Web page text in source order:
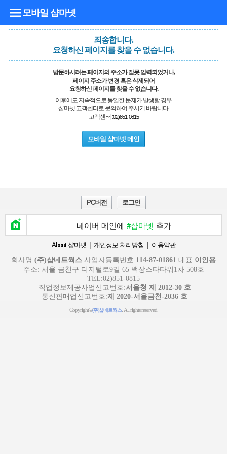
모바일 샵마넷
죄송합니다.
요청하신 페이지를 찾을 수 없습니다.
방문하시려는 페이지의 주소가 잘못 입력되었거나,
페이지 주소가 변경 혹은 삭제되어
요청하신 페이지를 찾을 수 없습니다.
이후에도 지속적으로 동일한 문제가 발생할 경우
샵마넷 고객센터로 문의하여 주시기 바랍니다.
고객센터 :02)851-0815
모바일 샵마넷 메인
PC버전 로그인
네이버 메인에 #샵마넷 추가
About 샵마넷 | 개인정보 처리방침 | 이용약관
회사명:(주)샵네트웍스 사업자등록번호:114-87-01861 대표:이인용
주소: 서울 금천구 디지털로9길 65 백상스타타워1차 508호
TEL:02)851-0815
직업정보제공사업신고번호:서울청 제 2012-30 호
통신판매업신고번호:제 2020-서울금천-2036 호
Copyright©(주)샵네트웍스. All rights reserved.